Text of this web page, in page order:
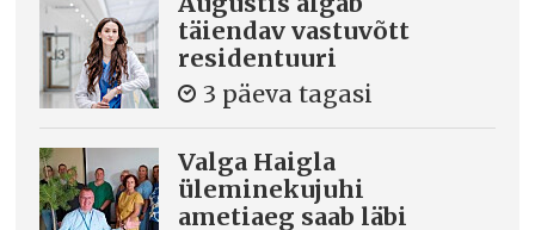
täiendav vastuvõtt
residentuuri
3 päeva tagasi
Valga Haigla
üleminekujuhi
ametiaeg saab läbi